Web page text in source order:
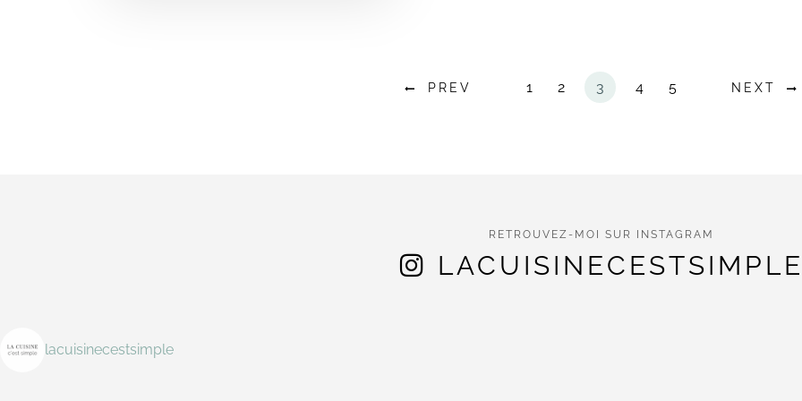
PREV 1 2 3 4 5 NEXT
RETROUVEZ-MOI SUR INSTAGRAM
lacuisinecestsimple